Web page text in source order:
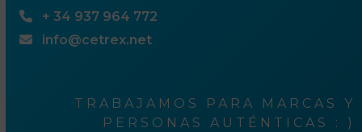
+ 34 937 964 772
info@cetrex.net
TRABAJAMOS PARA MARCAS Y
PERSONAS AUTÉNTICAS : )